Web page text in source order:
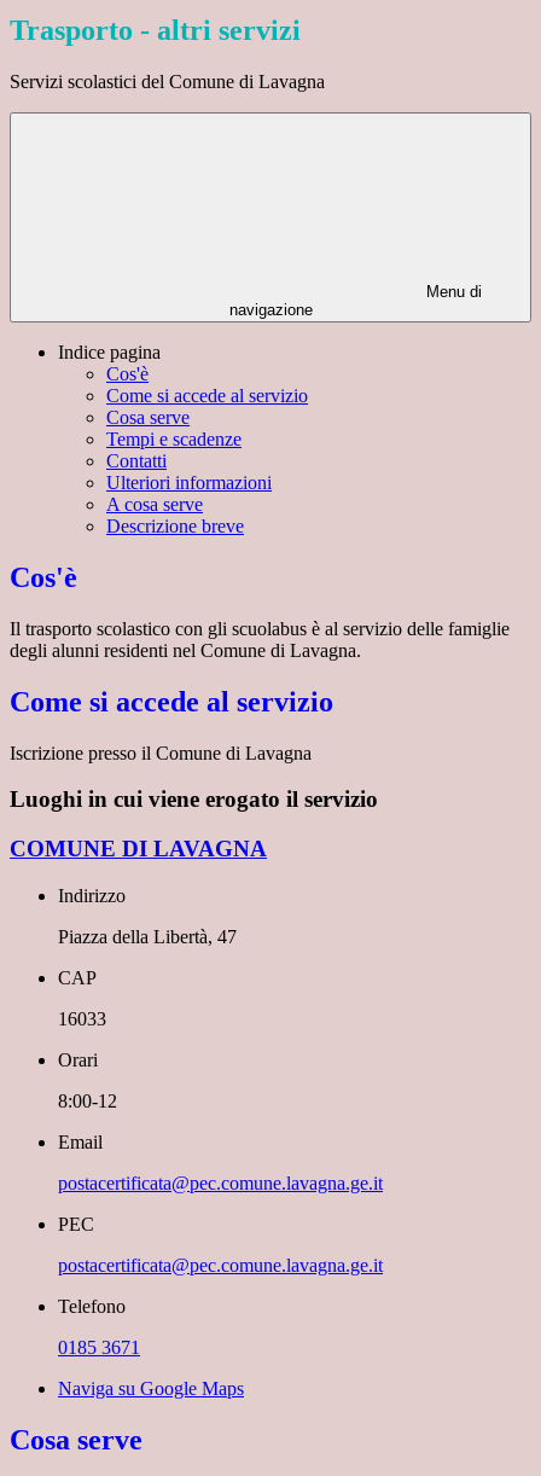
Trasporto - altri servizi
Servizi scolastici del Comune di Lavagna
Menu di
navigazione
Indice pagina
Cos'è
Come si accede al servizio
Cosa serve
Tempi e scadenze
Contatti
Ulteriori informazioni
A cosa serve
Descrizione breve
Cos'è
Il trasporto scolastico con gli scuolabus è al servizio delle famiglie
degli alunni residenti nel Comune di Lavagna.
Come si accede al servizio
Iscrizione presso il Comune di Lavagna
Luoghi in cui viene erogato il servizio
COMUNE DI LAVAGNA
Indirizzo
Piazza della Libertà, 47
CAP
16033
Orari
8:00-12
Email
postacertificata@pec.comune.lavagna.ge.it
PEC
postacertificata@pec.comune.lavagna.ge.it
Telefono
0185 3671
Naviga su Google Maps
Cosa serve